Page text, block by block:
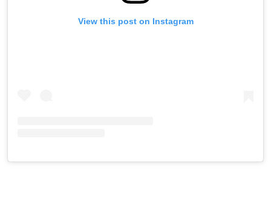
View this post on Instagram